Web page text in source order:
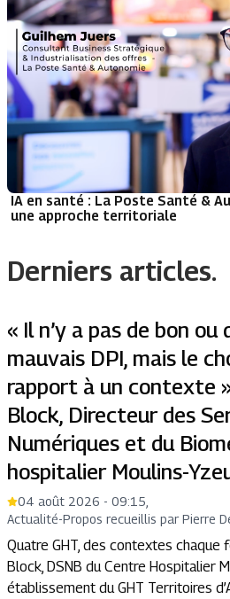
IA en santé : La Poste Santé &
une approche territoriale
Derniers articles.
« Il n’y a pas de bon ou
mauvais DPI, mais le
rapport à un contexte
Block, Directeur des
Numériques et du
hospitalier Moulins-
04 août 2026 - 09:15
Actualité-Propos recueillis par Pierre
Quatre GHT, des contextes chaque
Block, DSNB du Centre Hospitalier
établissement du GHT Territoires